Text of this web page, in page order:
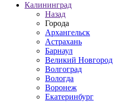
Калининград
Назад
Города
Архангельск
Астрахань
Барнаул
Великий Новгород
Волгоград
Вологда
Воронеж
Екатеринбург